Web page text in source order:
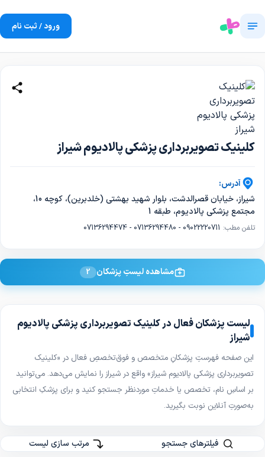
ورود / ثبت نام
کلینیک تصویربرداری پزشکی پالادیوم شیراز
آدرس:
شیراز، خیابان قصرالدشت، بلوار شهید بهشتی (خلدبرین)، کوچه 10،
مجتمع پزشکی پالادیوم، طبقه 1
تلفن مطب: 07136294474 - 07136294480 - 09022220711
مشاهده لیستِ پزشکان 2
لیست پزشکان فعال در کلینیک تصویربرداری پزشکی پالادیوم
شیراز
این صفحه فهرستِ پزشکانِ متخصص و فوق‌تخصصِ فعال در «کلینیک
تصویربرداری پزشکی پالادیوم شیراز»واقع در شیرازرا نمایش می‌دهد. می‌توانید
بر اساسِ نام، تخصص یا خدماتِ موردنظر جستجو کنید و برای پزشکِ انتخابی
به‌صورتِ آنلاین نوبت بگیرید.
فیلترهای جستجو مرتب سازی لیست